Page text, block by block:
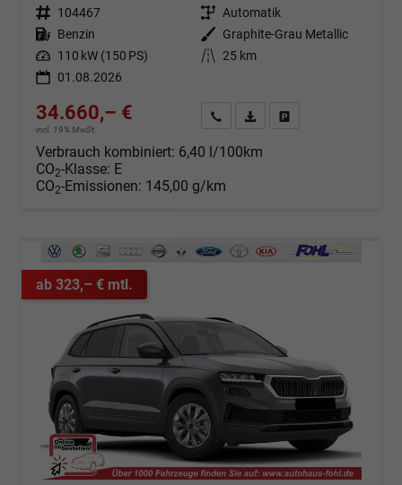
Fahrzeugnr. 104467 Getriebe Automatik
Kraftstoff Benzin Außenfarbe
Graphite-Grau Metallic
Leistung 110 kW (150 PS) Kilometerstand 25 km
01.08.2026
34.660,– €
incl. 19% MwSt.
Angebot anfordern
Fahrzeugexpose (PDF)
Verbrauch kombiniert: 6,40 l/100km
CO2-Klasse: E
CO2-Emissionen: 145,00 g/km
ab 323,– € mtl.